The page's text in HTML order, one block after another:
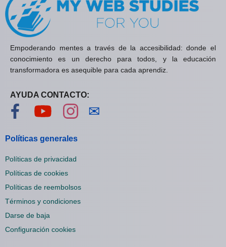
Empoderando mentes a través de la accesibilidad: donde el
conocimiento es un derecho para todos, y la educación
transformadora es asequible para cada aprendiz.
AYUDA CONTACTO:
Visítanos en Facebook
Visítanos en YouTube
Visítanos en Instagram
✉
Políticas generales
Políticas de privacidad
Políticas de cookies
Políticas de reembolsos
Términos y condiciones
Darse de baja
Configuración cookies